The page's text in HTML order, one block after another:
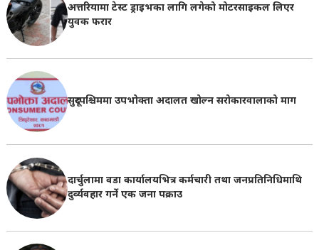
अत्तरियामा टेस्ट ड्राइभका लागि लगेको मोटरसाइकल लिएर
युवक फरार
सुदूरपश्चिममा उपभोक्ता अदालत खोल्न सरोकारवालाको माग
दार्चुलामा वडा कार्यालयभित्र कर्मचारी तथा जनप्रतिनिधिमाथि
दुर्व्यवहार गर्ने एक जना पक्राउ